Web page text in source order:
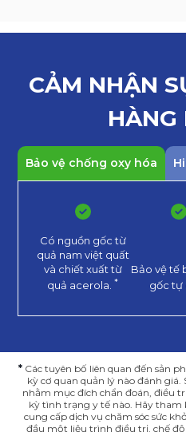
CẢM NHẬN
HÀNG
Bảo vệ chống oxy hóa
Có nguồn gốc từ
quả nam việt quất
và chiết xuất từ
quả acerola. *
Bảo vệ tế
gốc tự
*Các tuyên bố liên quan đến sản
kỳ cơ quan quản lý nào đánh
nhằm mục đích chẩn đoán, điều
kỳ tình trạng y tế nào. Hãy tham
cung cấp dịch vụ chăm sóc sức
đầu một liệu trình điều trị, chế